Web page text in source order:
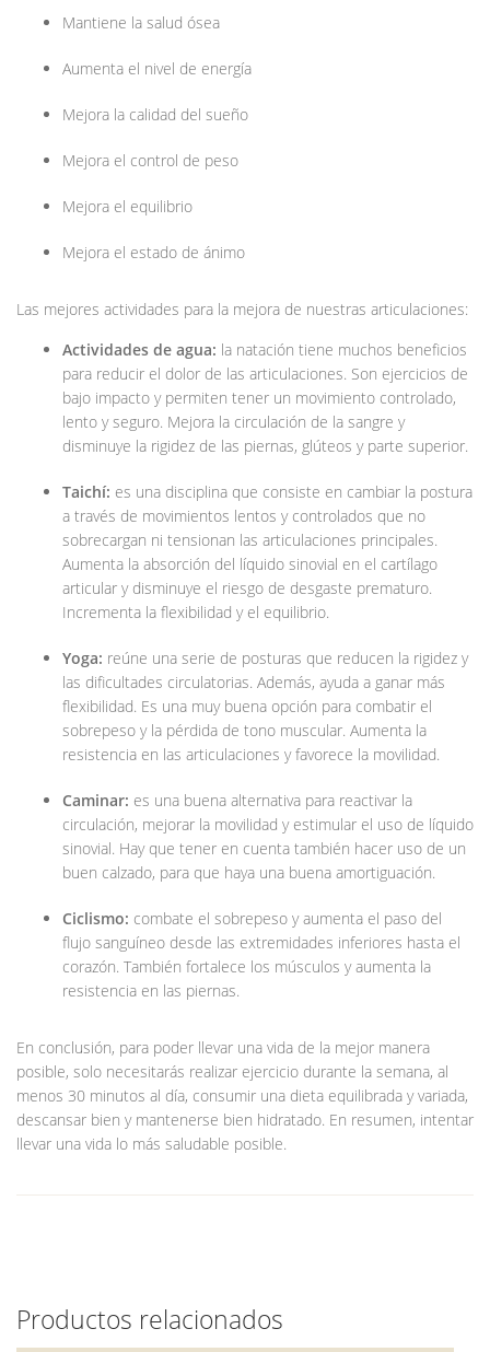
Mantiene la salud ósea
Aumenta el nivel de energía
Mejora la calidad del sueño
Mejora el control de peso
Mejora el equilibrio
Mejora el estado de ánimo
Las mejores actividades para la mejora de nuestras articulaciones:
Actividades de agua: la natación tiene muchos beneficios
para reducir el dolor de las articulaciones. Son ejercicios de
bajo impacto y permiten tener un movimiento controlado,
lento y seguro. Mejora la circulación de la sangre y
disminuye la rigidez de las piernas, glúteos y parte superior.
Taichí: es una disciplina que consiste en cambiar la postura
a través de movimientos lentos y controlados que no
sobrecargan ni tensionan las articulaciones principales.
Aumenta la absorción del líquido sinovial en el cartílago
articular y disminuye el riesgo de desgaste prematuro.
Incrementa la flexibilidad y el equilibrio.
Yoga: reúne una serie de posturas que reducen la rigidez y
las dificultades circulatorias. Además, ayuda a ganar más
flexibilidad. Es una muy buena opción para combatir el
sobrepeso y la pérdida de tono muscular. Aumenta la
resistencia en las articulaciones y favorece la movilidad.
Caminar: es una buena alternativa para reactivar la
circulación, mejorar la movilidad y estimular el uso de líquido
sinovial. Hay que tener en cuenta también hacer uso de un
buen calzado, para que haya una buena amortiguación.
Ciclismo: combate el sobrepeso y aumenta el paso del
flujo sanguíneo desde las extremidades inferiores hasta el
corazón. También fortalece los músculos y aumenta la
resistencia en las piernas.
En conclusión, para poder llevar una vida de la mejor manera
posible, solo necesitarás realizar ejercicio durante la semana, al
menos 30 minutos al día, consumir una dieta equilibrada y variada,
descansar bien y mantenerse bien hidratado. En resumen, intentar
llevar una vida lo más saludable posible.
Productos relacionados